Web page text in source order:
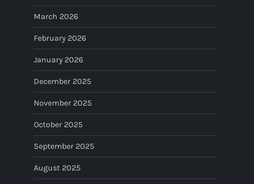
t
i
o
n
March 2026
February 2026
January 2026
December 2025
November 2025
October 2025
September 2025
August 2025